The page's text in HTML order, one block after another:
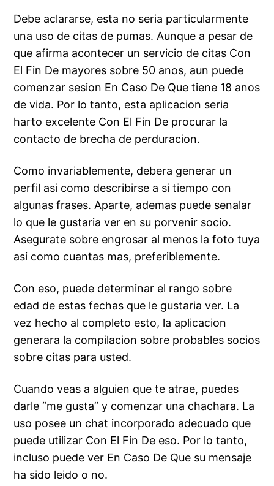
Debe aclararse, esta no seri­a particularmente
una uso de citas de pumas. Aunque a pesar de
que afirma acontecer un servicio de citas Con
El Fin De mayores sobre 50 anos, aun puede
comenzar sesion En Caso De Que tiene 18 anos
de vida. Por lo tanto, esta aplicacion seri­a
harto excelente Con El Fin De procurar la
contacto de brecha de perduracion.
Como invariablemente, debera generar un
perfil asi­ como describirse a si tiempo con
algunas frases. Aparte, ademas puede senalar
lo que le gustaria ver en su porvenir socio.
Asegurate sobre engrosar al menos la foto tuya
asi­ como cuantas mas, preferiblemente.
Con eso, puede determinar el rango sobre
edad de estas fechas que le gustaria ver. La
vez hecho al completo esto, la aplicacion
generara la compilacion sobre probables socios
sobre citas para usted.
Cuando veas a alguien que te atrae, puedes
darle “me gusta” y comenzar una chachara. La
uso posee un chat incorporado adecuado que
puede utilizar Con El Fin De eso. Por lo tanto,
incluso puede ver En Caso De Que su mensaje
ha sido leido o no.